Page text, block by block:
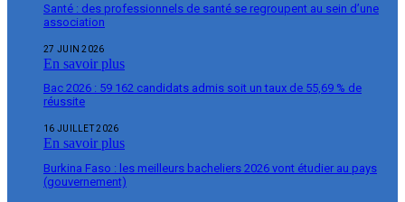
Santé : des professionnels de santé se regroupent au sein d’une
association
27 JUIN 2026
En savoir plus
Bac 2026 : 59 162 candidats admis soit un taux de 55,69 % de
réussite
16 JUILLET 2026
En savoir plus
Burkina Faso : les meilleurs bacheliers 2026 vont étudier au pays
(gouvernement)